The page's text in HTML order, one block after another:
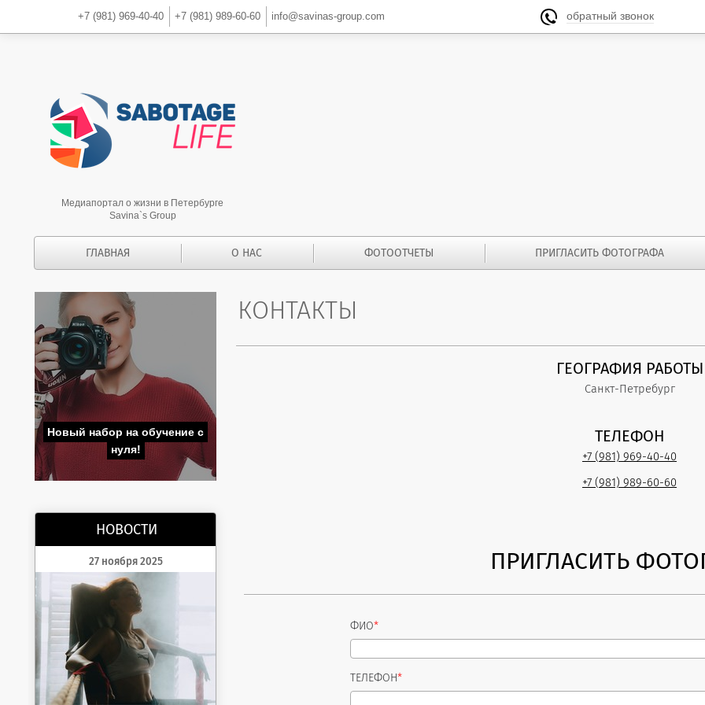
+7 (981) 969-40-40 +7 (981)989-60-60 info@savinas-group.com  обратный звонок
Медиапортал о жизни в Петербурге
Savina`s Group
ГЛАВНАЯ О НАС ФОТООТЧЕТЫ ПРИГЛАСИТЬ ФОТОГРАФА
Новый набор на обучение с
нуля!
НОВОСТИ
27 ноября 2025
КОНТАКТЫ
ГЕОГРАФИЯ РАБОТЫ
Санкт-Петребург
ТЕЛЕФОН
+7 (981) 969-40-40
+7 (981) 989-60-60
ПРИГЛАСИТЬ
ФИО*
ТЕЛЕФОН*